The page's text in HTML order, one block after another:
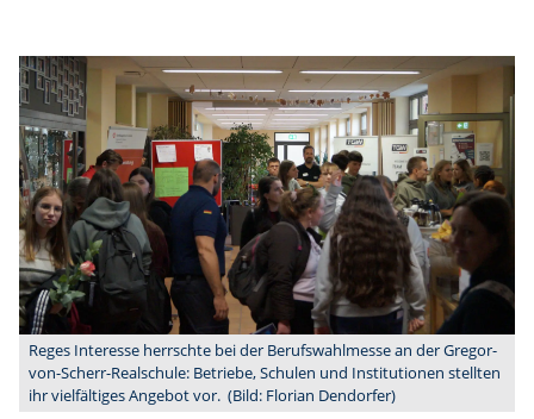
Reges Interesse herrschte bei der Berufswahlmesse an der Gregor-
von-Scherr-Realschule: Betriebe, Schulen und Institutionen stellten
ihr vielfältiges Angebot vor. (Bild: Florian Dendorfer)